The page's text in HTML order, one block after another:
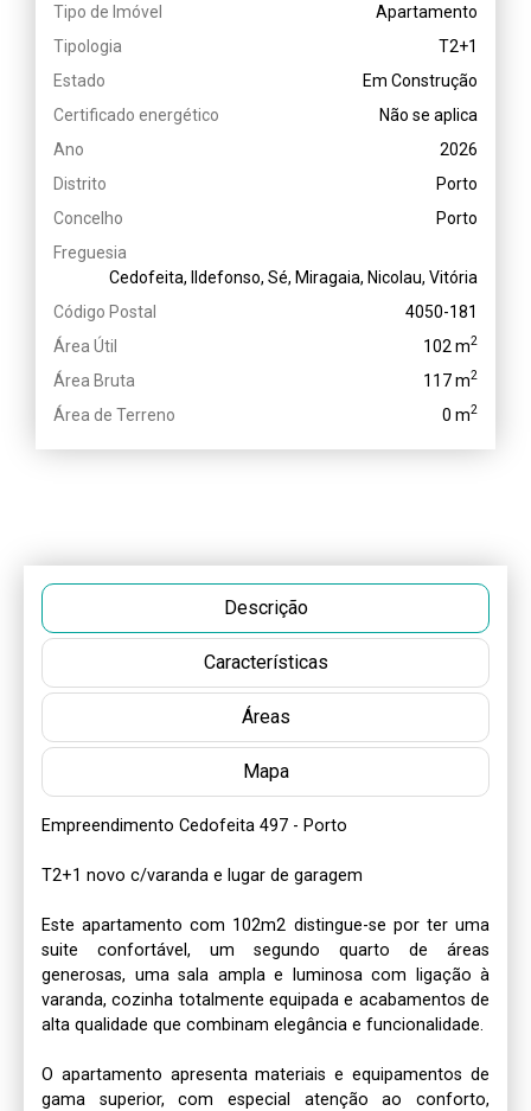
Tipo de Imóvel
Apartamento
Tipologia
T2+1
Estado
Em Construção
Certificado energético
Não se aplica
Ano
2026
Distrito
Porto
Concelho
Porto
Freguesia
Cedofeita, Ildefonso, Sé, Miragaia, Nicolau, Vitória
Código Postal
4050-181
Área Útil
102 m2
Área Bruta 117 m2
Área de Terreno 0 m2
Descrição
Características
Áreas
Mapa
Empreendimento Cedofeita 497 - Porto
T2+1 novo c/varanda e lugar de garagem
Este apartamento com 102m2 distingue-se por ter uma
suite confortável, um segundo quarto de áreas
generosas, uma sala ampla e luminosa com ligação à
varanda, cozinha totalmente equipada e acabamentos de
alta qualidade que combinam elegância e funcionalidade.
O apartamento apresenta materiais e equipamentos de
gama superior, com especial atenção ao conforto,